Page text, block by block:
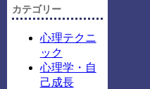
カテゴリー
心理テクニ
ック
心理学・自
己成長